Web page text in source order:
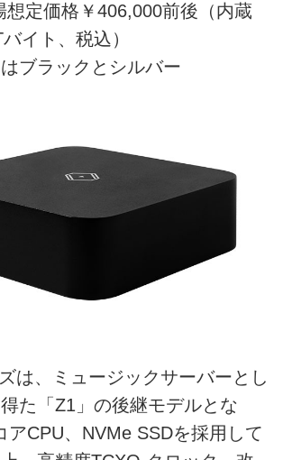
定価格￥406,000前後（内蔵
イト、税込）
ブラックとシルバー
は、ミュージックサーバーとし
た「Z1」の後継モデルとな
アCPU、NVMe SSDを採用して